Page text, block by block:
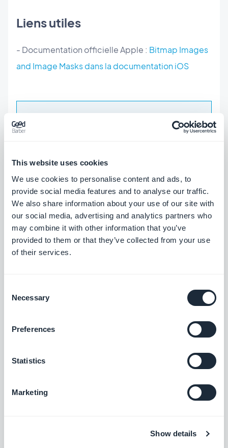
This website uses cookies
We use cookies to personalise content and ads, to
provide social media features and to analyse our traffic.
We also share information about your use of our site with
our social media, advertising and analytics partners who
may combine it with other information that you’ve
provided to them or that they’ve collected from your use
of their services.
Selection
Necessary
Preferences
Statistics
Marketing
Show details
Liens utiles
- Documentation officielle Apple : Bitmap Images
and Image Masks dans la documentation iOS
POUR ALLER PLUS LOIN :
design de votre app en fonction de vos
envies. Chaque modification est permise
grâce à un fichier qui propose de
nombreux paramétrages. Nous vous
proposions déjà de nombreuses
application mobile, mais nous ne nous
nouveau
menu Style Global : pour mettre
et la rendre
esthétique sur un écran de mobile. Suivez
les étapes de notre méthode pour tout
comprendre.